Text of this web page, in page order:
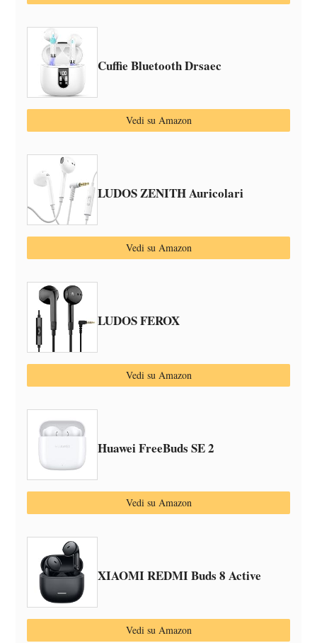
Cuffie Bluetooth Drsaec
Vedi su Amazon
LUDOS ZENITH Auricolari
Vedi su Amazon
LUDOS FEROX
Vedi su Amazon
Huawei FreeBuds SE 2
Vedi su Amazon
XIAOMI REDMI Buds 8 Active
Vedi su Amazon